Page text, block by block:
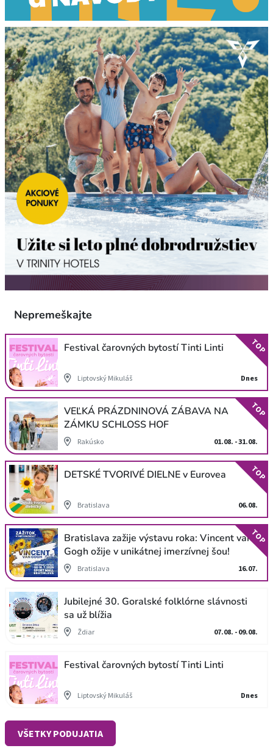
Nepremeškajte
Festival čarovných bytostí Tinti Linti
Liptovský Mikuláš Dnes
TOP
VEĽKÁ PRÁZDNINOVÁ ZÁBAVA NA
ZÁMKU SCHLOSS HOF
Rakúsko 01.08. - 31.08.
TOP
DETSKÉ TVORIVÉ DIELNE v Eurovea
Bratislava 06.08.
TOP
Bratislava zažije výstavu roka: Vincent van
Gogh ožije v unikátnej imerzívnej šou!
Bratislava 16.07.
TOP
Jubilejné 30. Goralské folklórne slávnosti
sa už blížia
Ždiar 07.08. - 09.08.
Festival čarovných bytostí Tinti Linti
Liptovský Mikuláš Dnes
VŠETKY PODUJATIA